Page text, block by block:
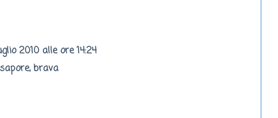
2010 alle ore 14:24
brava